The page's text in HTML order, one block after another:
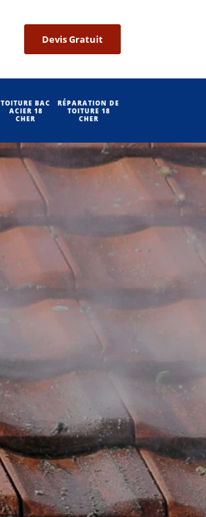
Devis Gratuit
TOITURE BAC
ACIER 18
CHER
RÉPARATION DE
TOITURE 18
CHER